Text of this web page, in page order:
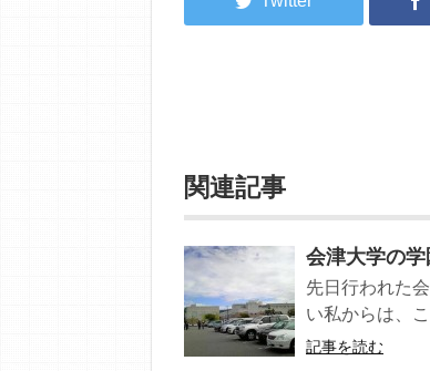
関連記事
会津大学の
先日行われた
い私からは、
記事を読む